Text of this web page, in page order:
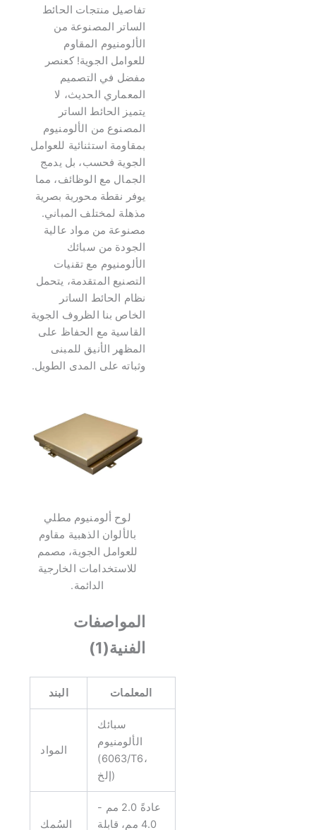
تفاصيل منتجات الحائط
الساتر المصنوعة من
الألومنيوم المقاوم
للعوامل الجوية! كعنصر
مفضل في التصميم
المعماري الحديث، لا
يتميز الحائط الساتر
المصنوع من الألومنيوم
بمقاومة استثنائية للعوامل
الجوية فحسب، بل يدمج
الجمال مع الوظائف، مما
يوفر نقطة محورية بصرية
مذهلة لمختلف المباني.
مصنوعة من مواد عالية
الجودة من سبائك
الألومنيوم مع تقنيات
التصنيع المتقدمة، يتحمل
نظام الحائط الساتر
الخاص بنا الظروف الجوية
القاسية مع الحفاظ على
المظهر الأنيق للمبنى
وثباته على المدى الطويل.
لوح ألومنيوم مطلي
بالألوان الذهبية مقاوم
للعوامل الجوية، مصمم
للاستخدامات الخارجية
الدائمة.
المواصفات
الفنية(1)
البند المعلمات
المواد
سبائك
الألومنيوم
(6063/T6،
إلخ)
السُمك
عادةً 2.0 مم -
4.0 مم، قابلة